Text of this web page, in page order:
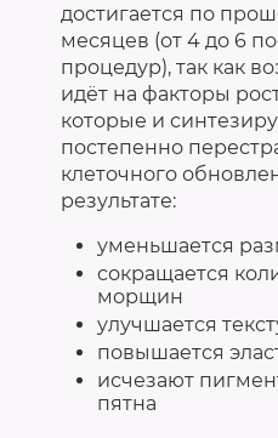
достигается по
месяцев (от 4 до 6
процедур), так как
идёт на факторы
которые и
постепенно
клеточного
результате:
уменьшается
сокращается
морщин
улучшается
повышается
исчезают
пятна